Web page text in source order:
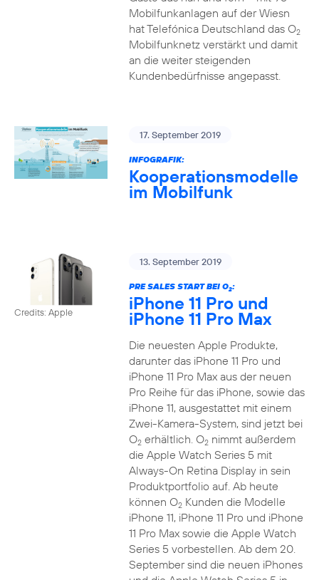
Mobilfunkanlagen auf der Wiesn
hat Telefónica Deutschland das O2
Mobilfunknetz verstärkt und damit
an die weiter steigenden
Kundenbedürfnisse angepasst.
17. September 2019
INFOGRAFIK:
Kooperationsmodelle
im Mobilfunk
Credits: Apple
13. September 2019
PRE SALES START BEI O2:
iPhone 11 Pro und
iPhone 11 Pro Max
Die neuesten Apple Produkte,
darunter das iPhone 11 Pro und
iPhone 11 Pro Max aus der neuen
Pro Reihe für das iPhone, sowie das
iPhone 11, ausgestattet mit einem
Zwei-Kamera-System, sind jetzt bei
O2erhältlich. O2nimmt außerdem
die Apple Watch Series 5 mit
Always-On Retina Display in sein
Produktportfolio auf. Ab heute
können O2Kunden die Modelle
iPhone 11, iPhone 11 Pro und iPhone
11 Pro Max sowie die Apple Watch
Series 5 vorbestellen. Ab dem 20.
September sind die neuen iPhones